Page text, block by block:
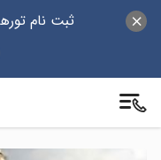
ثبت نام تورهای